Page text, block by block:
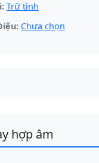
Trữ tình
Chưa chọn
hợp âm